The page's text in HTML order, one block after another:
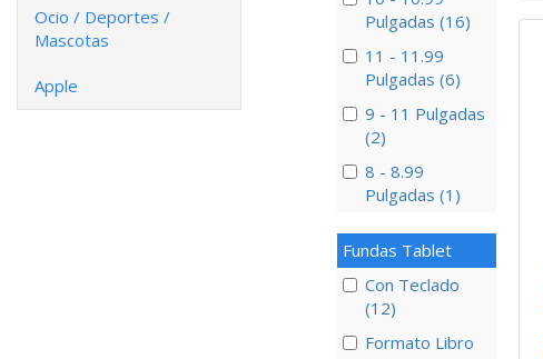
Ocio / Deportes /
Mascotas
Apple
Pulgadas (16)
11 - 11.99
Pulgadas (6)
9 - 11 Pulgadas
(2)
8 - 8.99
Pulgadas (1)
Fundas Tablet
Con Teclado
(12)
Formato Libro